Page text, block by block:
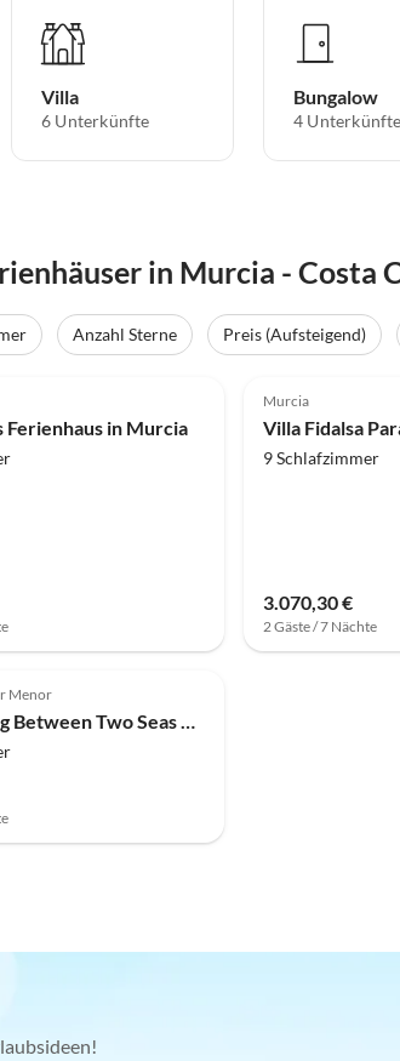
Villa
6 Unterkünfte
Bungalow
4 Unterkünfte
in Murcia - Costa
Anzahl Sterne Preis (Aufsteigend)
Ferienhaus in Murcia
Murcia
Villa Fidalsa
9 Schlafzimmer
3.070,30 €
2 Gäste / 7 Nächte
Menor
Villa Amazing Between Two Seas by Fidalsa